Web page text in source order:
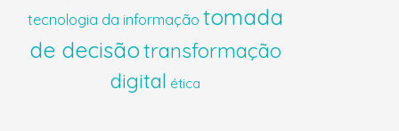
tecnologia da informação tomada
de decisãotransformação
digital ética